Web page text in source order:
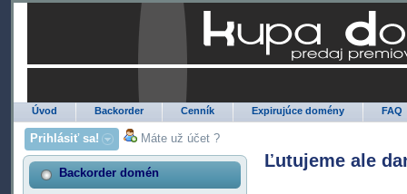
Úvod Backorder Cenník Expirujúce domény FAQ
Prihlásiť sa! Máte už účet ?
Backorder domén
Ľutujeme ale